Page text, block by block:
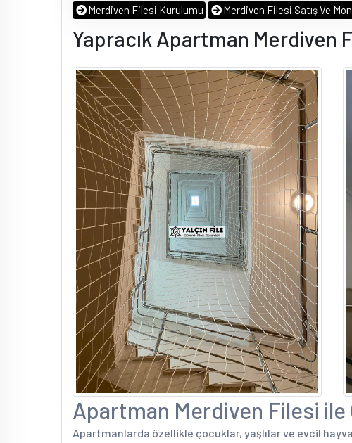
Merdiven Filesi Kurulumu
Merdiven Filesi Satış Ve
Yapracık Apartman Merdiven
Apartman Merdiven Filesi ile
Apartmanlarda özellikle çocuklar, yaşlılar ve evcil